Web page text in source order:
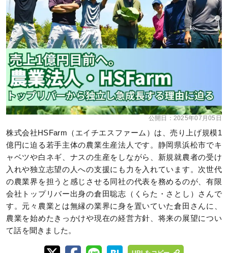
公開日： 2025年07月05日
株式会社HSFarm（エイチエスファーム）は、売り上げ規模1
億円に迫る若手主体の農業生産法人です。静岡県浜松市でキ
ャベツや白ネギ、ナスの生産をしながら、新規就農者の受け
入れや独立志望の人への支援にも力を入れています。次世代
の農業界を担うと感じさせる同社の代表を務めるのが、有限
会社トップリバー出身の倉田聡志（くらた・さとし）さんで
す。元々農業とは無縁の業界に身を置いていた倉田さんに、
農業を始めたきっかけや現在の経営方針、将来の展望につい
て話を聞きました。